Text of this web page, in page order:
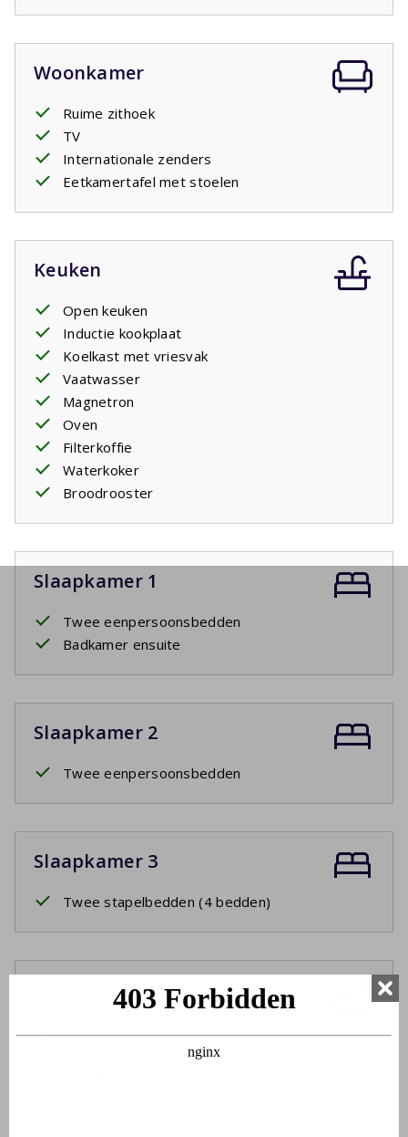
er een tweede badkamer en een apart toilet aanwezig. In
De combinatie van ruimte, comfort, een jacuzzi en de
ligging vlak bij het water maakt deze villa een fijne plek
voor een vakantie met familie of vrienden.
Woonkamer
Ruime zithoek
TV
Internationale zenders
Eetkamertafel met stoelen
Keuken
Open keuken
Inductie kookplaat
Koelkast met vriesvak
Vaatwasser
Magnetron
Oven
Filterkoffie
Waterkoker
Broodrooster
Slaapkamer 1
Twee eenpersoonsbedden
Badkamer ensuite
Slaapkamer 2
Twee eenpersoonsbedden
Slaapkamer 3
Twee stapelbedden (4 bedden)
Badkamer 1
Wastafel